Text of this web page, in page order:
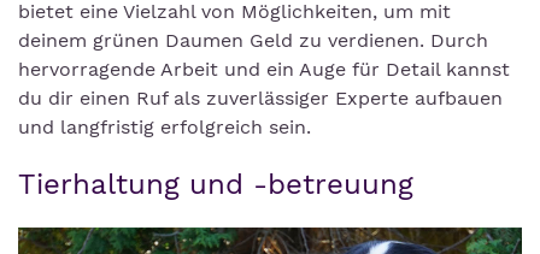
bietet eine Vielzahl von Möglichkeiten, um mit
deinem grünen Daumen Geld zu verdienen. Durch
hervorragende Arbeit und ein Auge für Detail kannst
du dir einen Ruf als zuverlässiger Experte aufbauen
und langfristig erfolgreich sein.
Tierhaltung und -betreuung